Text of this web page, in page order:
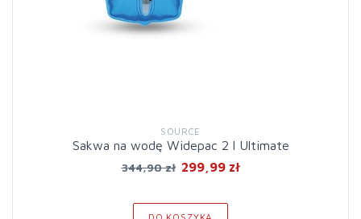
SOURCE
Sakwa na wodę Widepac 2 l Ultimate
344,90 zł 299,99 zł